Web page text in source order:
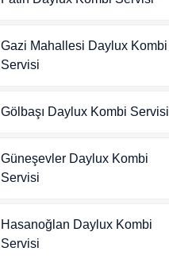
Gazi Mahallesi Daylux Kombi
Servisi
Gölbaşı Daylux Kombi Servisi
Güneşevler Daylux Kombi
Servisi
Hasanoğlan Daylux Kombi
Servisi